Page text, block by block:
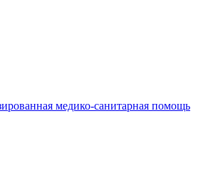
медико-санитарная помощь